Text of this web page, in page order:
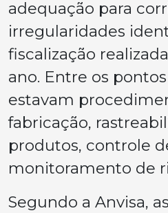
adequação para
irregularidades
fiscalização
ano. Entre os
estavam
fabricação,
produtos, controle
monitoramento de
Segundo a Anvisa,